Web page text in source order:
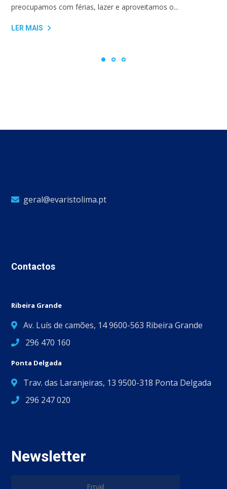
preocupamos com férias, lazer e aproveitamos o...
LER MAIS
geral@evaristolima.pt
Contactos
Ribeira Grande
Av. Luís de camões, 14 9600-563 Ribeira Grande
296 470 160
Ponta Delgada
Trav. das Laranjeiras, 13 9500-318 Ponta Delgada
296 247 020
Newsletter